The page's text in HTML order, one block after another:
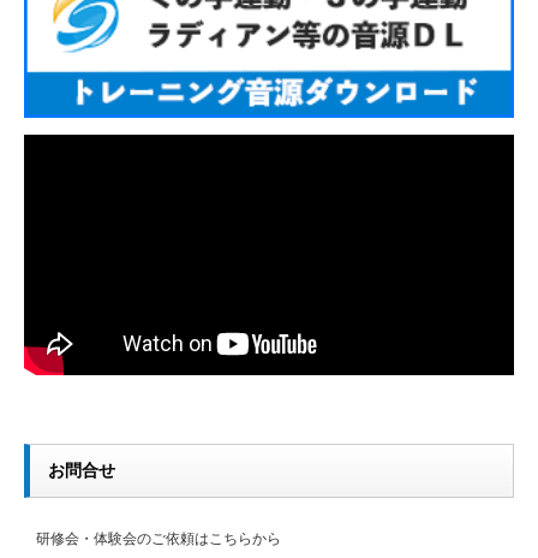
お問合せ
研修会・体験会のご依頼はこちらから